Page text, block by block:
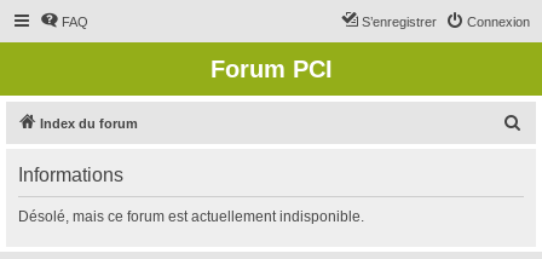
FAQ Connexion
S’enregistrer
Forum PCI
Index du forum
Informations
Désolé, mais ce forum est actuellement indisponible.